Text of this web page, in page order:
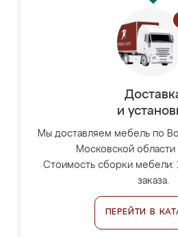
и
Мы доставляем мебель по
Московской области
Стоимость сборки мебели:
заказа.
ПЕРЕЙТИ В